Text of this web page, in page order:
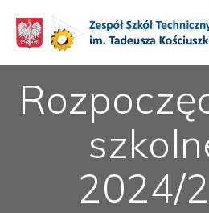
do
treści
2024/